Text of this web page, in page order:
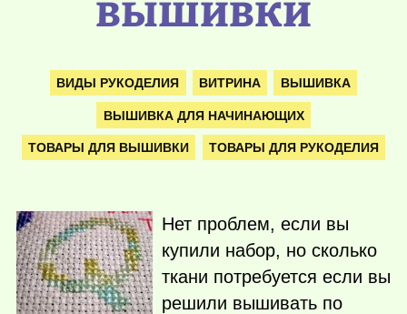
ВИДЫ РУКОДЕЛИЯ ВИТРИНА ВЫШИВКА
ВЫШИВКА ДЛЯ НАЧИНАЮЩИХ
ТОВАРЫ ДЛЯ ВЫШИВКИ ТОВАРЫ ДЛЯ РУКОДЕЛИЯ
Нет проблем, если вы
купили набор, но сколько
ткани потребуется если вы
решили вышивать по